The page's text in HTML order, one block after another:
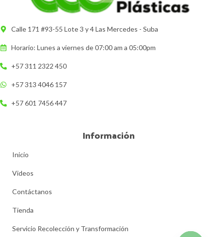
Calle 171 #93-55 Lote 3 y 4 Las Mercedes - Suba
Horario: Lunes a viernes de 07:00 am a 05:00pm
+57 311 2322 450
+57 313 4046 157
+57 601 7456 447
Información
Inicio
Videos
Contáctanos
Tienda
Servicio Recolección y Transformación